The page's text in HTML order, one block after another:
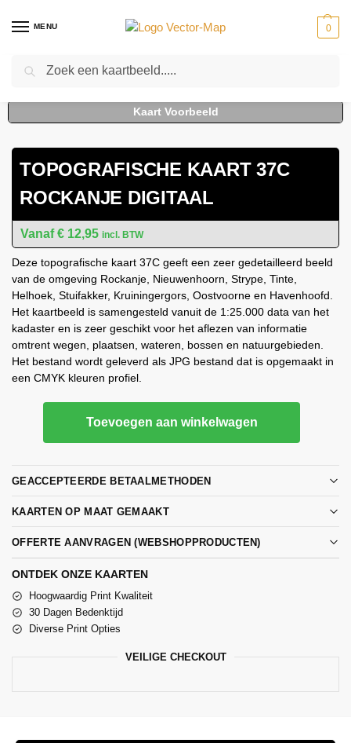
MENU 0
Home - Kaarten - Topografische kaarten
TOPOGRAFISCHE KAART 37C
ROCKANJE DIGITAAL
€ 12,95 incl. BTW
Deze topografische kaart 37C geeft een zeer gedetailleerd beeld
van de omgeving Rockanje, Nieuwenhoorn, Strype, Tinte,
Helhoek, Stuifakker, Kruiningergors, Oostvoorne en Havenhoofd.
Het kaartbeeld is samengesteld vanuit de 1:25.000 data van het
kadaster en is zeer geschikt voor het aflezen van informatie
omtrent wegen, plaatsen, wateren, bossen en natuurgebieden.
Het bestand wordt geleverd als JPG bestand dat is opgemaakt in
een CMYK kleuren profiel.
Toevoegen aan winkelwagen
GEACCEPTEERDE BETAALMETHODEN
KAARTEN OP MAAT GEMAAKT
OFFERTE AANVRAGEN (WEBSHOPPRODUCTEN)
ONTDEK ONZE KAARTEN
Hoogwaardig Print Kwaliteit
30 Dagen Bedenktijd
Diverse Print Opties
VEILIGE CHECKOUT